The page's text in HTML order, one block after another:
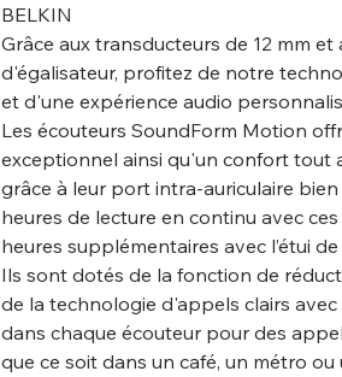
BELKIN
Grâce aux transducteurs de 12 mm et
d'égalisateur, profitez de notre
et d'une expérience audio
Les écouteurs SoundForm Motion
exceptionnel ainsi qu'un confort tout
grâce à leur port intra-auriculaire
heures de lecture en continu avec
heures supplémentaires avec l’étui
Ils sont dotés de la fonction de
de la technologie d'appels clairs
dans chaque écouteur pour des
que ce soit dans un café, un métro